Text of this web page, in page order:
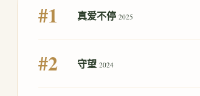
#1 真爱不停 2025
#2 守望 2024